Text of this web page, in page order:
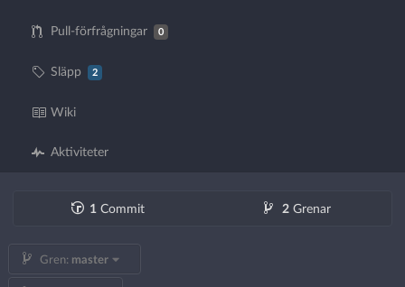
Pull-förfrågningar 0
Släpp 2
Wiki
Aktiviteter
1 Commit 2Grenar
Gren: master